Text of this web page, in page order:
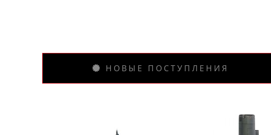
НОВЫЕ ПОСТУПЛЕНИЯ